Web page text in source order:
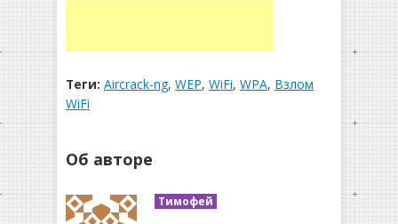
Теги: Aircrack-ng, WEP, WiFi, WPA, Взлом
WiFi
Об авторе
Тимофей